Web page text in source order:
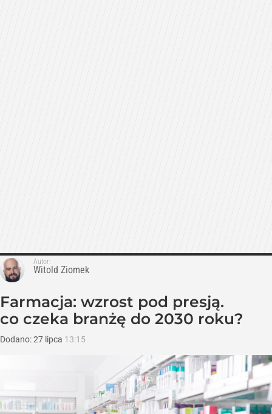
Autor:
Witold Ziomek
Farmacja: wzrost pod presją.
co czeka branżę do 2030 roku?
Dodano:27 lipca 13:15